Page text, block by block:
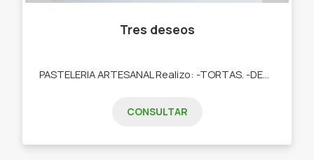
Tres deseos
CONSULTAR